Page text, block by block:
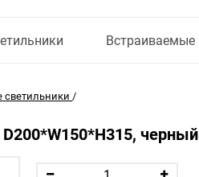
Встраиваемые
/
черный